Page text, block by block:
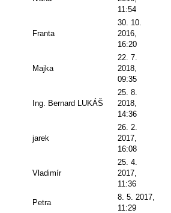
11:54
Franta
30. 10.
2016,
16:20
Majka
22. 7.
2018,
09:35
Ing. Bernard LUKÁŠ
25. 8.
2018,
14:36
jarek
26. 2.
2017,
16:08
Vladimír
25. 4.
2017,
11:36
Petra
8. 5. 2017,
11:29